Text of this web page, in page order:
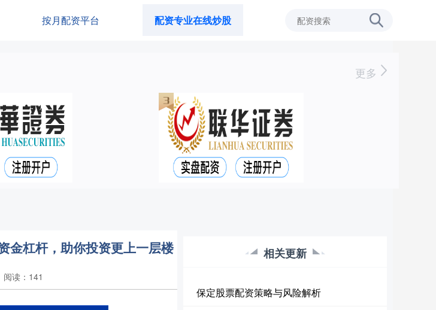
按月配资平台 配资专业在线炒股
更多
金杠杆，助你投资更上一层楼
阅读：141
相关更新
保定股票配资策略与风险解析